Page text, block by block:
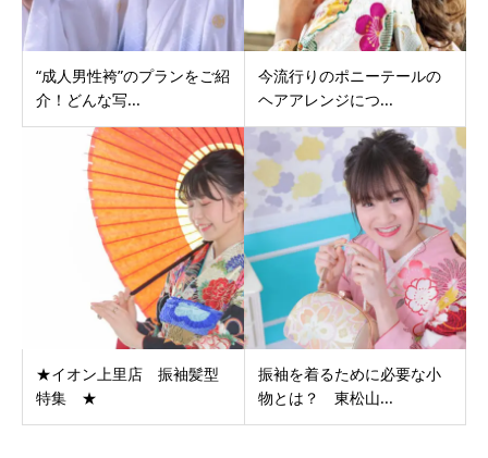
“成人男性袴”のプランをご紹
介！どんな写...
今流行りのポニーテールの
ヘアアレンジにつ...
★イオン上里店 振袖髪型
特集 ★
振袖を着るために必要な小
物とは？ 東松山...